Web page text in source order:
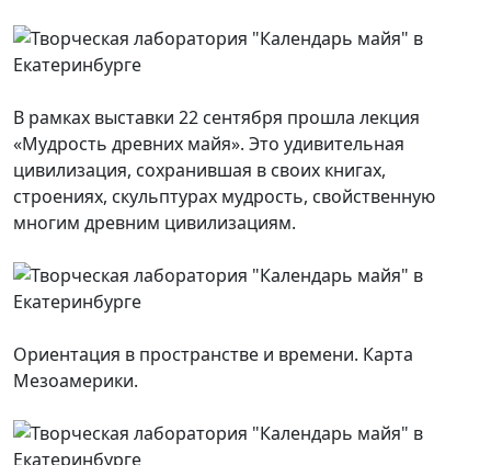
В рамках выставки 22 сентября прошла лекция
«Мудрость древних майя». Это удивительная
цивилизация, сохранившая в своих книгах,
строениях, скульптурах мудрость, свойственную
многим древним цивилизациям.
Ориентация в пространстве и времени. Карта
Мезоамерики.